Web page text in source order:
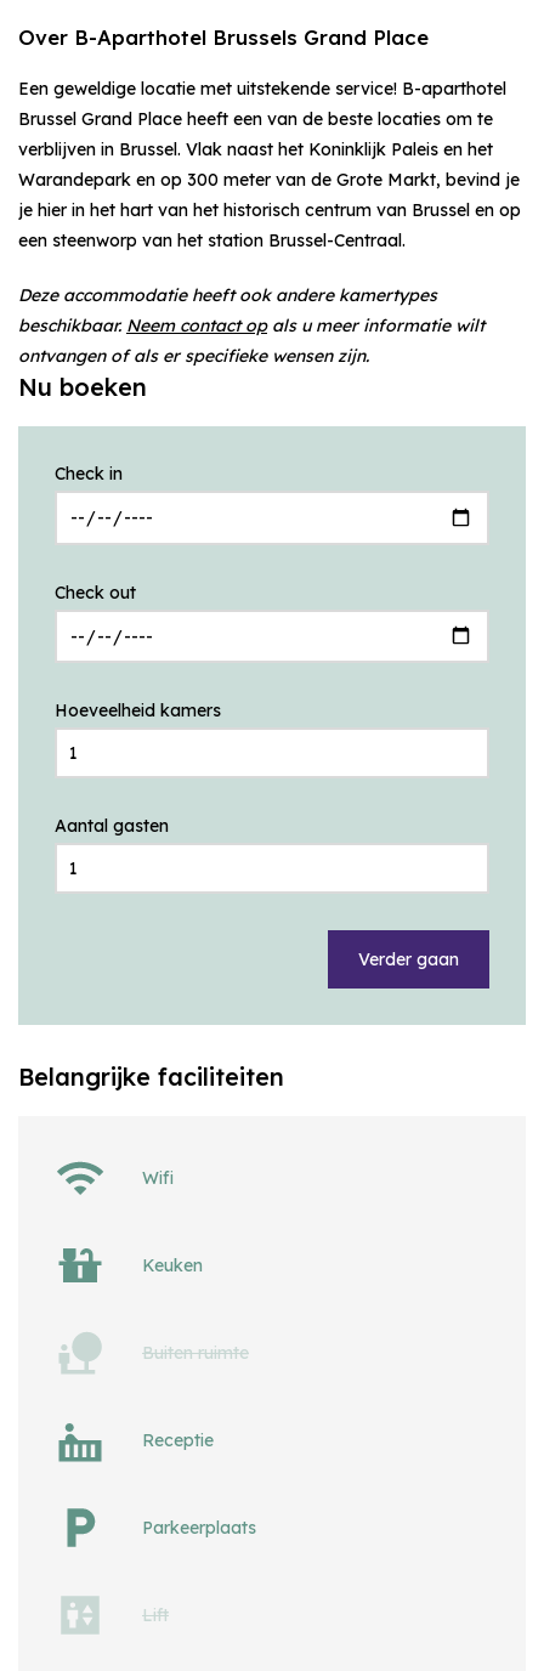
Over B-Aparthotel Brussels Grand Place
Een geweldige locatie met uitstekende service! B-aparthotel
Brussel Grand Place heeft een van de beste locaties om te
verblijven in Brussel. Vlak naast het Koninklijk Paleis en het
Warandepark en op 300 meter van de Grote Markt, bevind je
je hier in het hart van het historisch centrum van Brussel en op
een steenworp van het station Brussel-Centraal.
Deze accommodatie heeft ook andere kamertypes
beschikbaar. Neem contact opals u meer informatie wilt
ontvangen of als er specifieke wensen zijn.
Nu boeken
Check in
Check out
Hoeveelheid kamers
Aantal gasten
Verder gaan
Belangrijke faciliteiten
Wifi
Keuken
Buiten ruimte
Receptie
Parkeerplaats
Lift